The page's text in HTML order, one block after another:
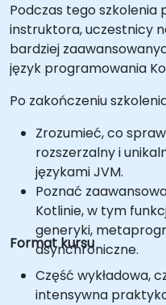
Podczas tego szkolenia
instruktora, uczestnicy
bardziej
język programowania
Po zakończeniu
Zrozumieć, co
rozszerzalny i
językami JVM.
Poznać
Kotlinie, w tym
generyki,
asynchroniczne.
Format kursu
Część wykładowa,
intensywna